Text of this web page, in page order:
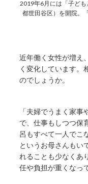
2019年6月には「子ど
都世田谷区）を開院。
近年働く女性が増え
く変化しています。
のでしょうか。
「夫婦でうまく家
で、仕事もしつつ保
呂もすべて一人でこ
というお母さんもい
れることも少なくあ
任や負担が重くなっ